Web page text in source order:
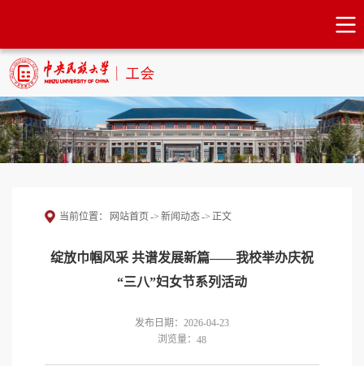
当前位置： 网站首页-> 新闻动态-> 正文
绽放巾帼风采 共谱发展新篇——我校举办庆祝
“三八”妇女节系列活动
发布日期：2026-04-23
浏览量： 48